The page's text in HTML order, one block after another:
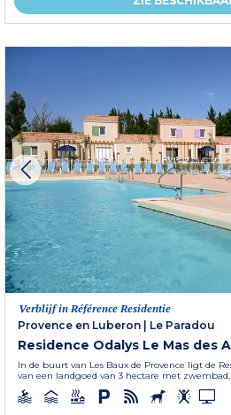
Verblijf in Référence Residentie
Provence en Luberon
Le Paradou
Residence Odalys Le Mas des
In de buurt van Les Baux de Provence ligt de
van een landgoed van 3 hectare met